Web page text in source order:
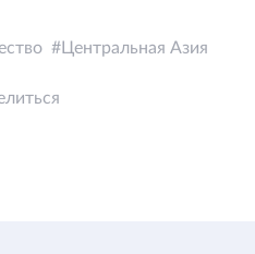
Центральная Азия